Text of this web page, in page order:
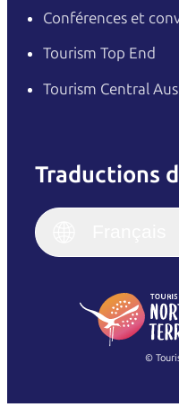
Conférences et
Tourism Top End
Tourism Central
Traductions
English
(Singapore)
Français
©